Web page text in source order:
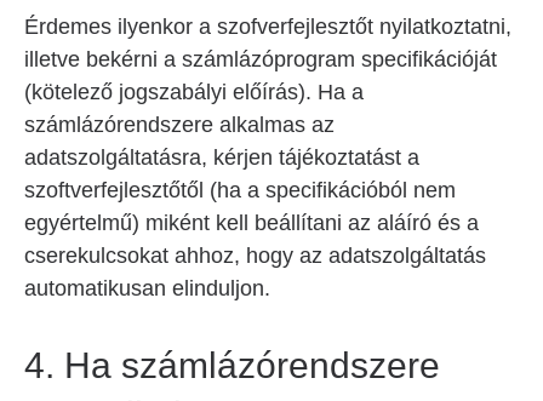
Érdemes ilyenkor a szofverfejlesztőt nyilatkoztatni,
illetve bekérni a számlázóprogram specifikációját
(kötelező jogszabályi előírás). Ha a
számlázórendszere alkalmas az
adatszolgáltatásra, kérjen tájékoztatást a
szoftverfejlesztőtől (ha a specifikációból nem
egyértelmű) miként kell beállítani az aláíró és a
cserekulcsokat ahhoz, hogy az adatszolgáltatás
automatikusan elinduljon.
4. Ha számlázórendszere